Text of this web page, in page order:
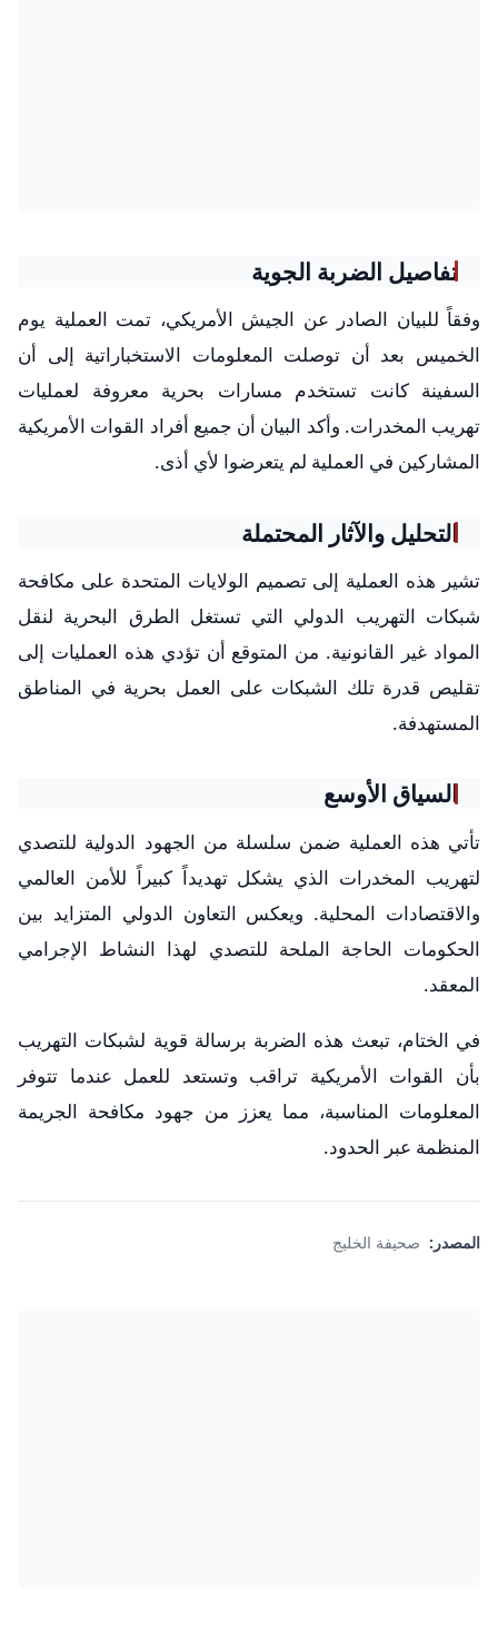
تفاصيل الضربة الجوية
وفقاً للبيان الصادر عن الجيش الأمريكي، تمت العملية يوم
الخميس بعد أن توصلت المعلومات الاستخباراتية إلى أن
السفينة كانت تستخدم مسارات بحرية معروفة لعمليات
تهريب المخدرات. وأكد البيان أن جميع أفراد القوات الأمريكية
المشاركين في العملية لم يتعرضوا لأي أذى.
التحليل والآثار المحتملة
تشير هذه العملية إلى تصميم الولايات المتحدة على مكافحة
شبكات التهريب الدولي التي تستغل الطرق البحرية لنقل
المواد غير القانونية. من المتوقع أن تؤدي هذه العمليات إلى
تقليص قدرة تلك الشبكات على العمل بحرية في المناطق
المستهدفة.
السياق الأوسع
تأتي هذه العملية ضمن سلسلة من الجهود الدولية للتصدي
لتهريب المخدرات الذي يشكل تهديداً كبيراً للأمن العالمي
والاقتصادات المحلية. ويعكس التعاون الدولي المتزايد بين
الحكومات الحاجة الملحة للتصدي لهذا النشاط الإجرامي
المعقد.
في الختام، تبعث هذه الضربة برسالة قوية لشبكات التهريب
بأن القوات الأمريكية تراقب وتستعد للعمل عندما تتوفر
المعلومات المناسبة، مما يعزز من جهود مكافحة الجريمة
المنظمة عبر الحدود.
المصدر: صحيفة الخليج